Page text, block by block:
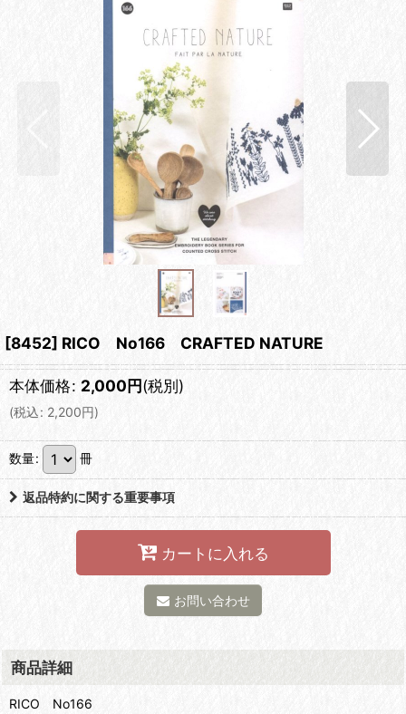
[8452] RICO No166 CRAFTED NATURE
本体価格: 2,000円(税別)
(税込: 2,200円)
数量: 冊
返品特約に関する重要事項
カートに入れる
お問い合わせ
商品詳細
RICO No166